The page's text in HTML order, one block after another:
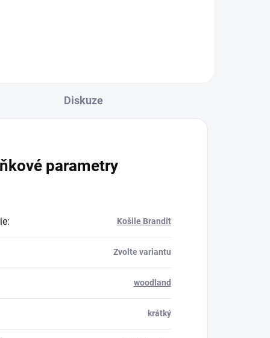
Diskuze
parametry
: Košile Brandit
Zvolte variantu
woodland
krátký